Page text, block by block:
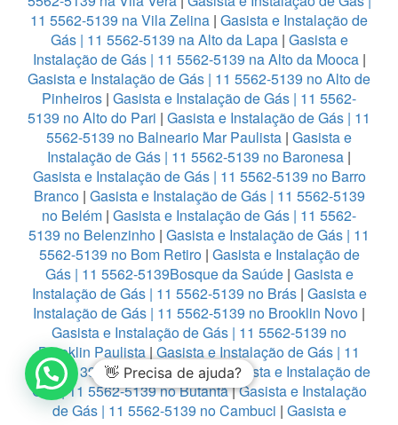
11 5562-5139 na Vila Zelina | Gasista e Instalação de
Gás | 11 5562-5139 na Alto da Lapa| Gasista e
Instalação de Gás | 11 5562-5139 na Alto da Mooca|
Gasista e Instalação de Gás | 11 5562-5139 no Alto de
Pinheiros | Gasista e Instalação de Gás | 11 5562-
5139 no Alto do Pari | Gasista e Instalação de Gás | 11
5562-5139 no Balneario Mar Paulista | Gasista e
Instalação de Gás | 11 5562-5139 no Baronesa |
Gasista e Instalação de Gás | 11 5562-5139 no Barro
Branco| Gasista e Instalação de Gás | 11 5562-5139
no Belém | Gasista e Instalação de Gás | 11 5562-
5139 no Belenzinho | Gasista e Instalação de Gás | 11
5562-5139 no Bom Retiro| Gasista e Instalação de
Gás | 11 5562-5139Bosque da Saúde| Gasista e
Instalação de Gás | 11 5562-5139 no Brás| Gasista e
Instalação de Gás | 11 5562-5139 no Brooklin Novo |
Gasista e Instalação de Gás | 11 5562-5139 no
Brooklin Paulista | Gasista e Instalação de Gás | 11
5562-5139 no Burgo Paulista|Gasista e Instalação de
Gás | 11 5562-5139 no Butantã|Gasista e Instalação
de Gás | 11 5562-5139 no Cambuci | Gasista e
👋 Precisa de ajuda?